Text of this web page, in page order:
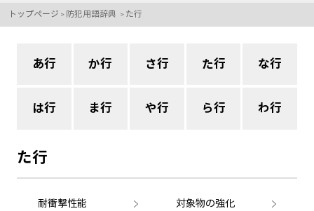
トップページ > 防犯用語辞典 > た行
あ行 か行 さ行 た行 な行
は行 ま行 や行 ら行 わ行
た行
耐衝撃性能 対象物の強化